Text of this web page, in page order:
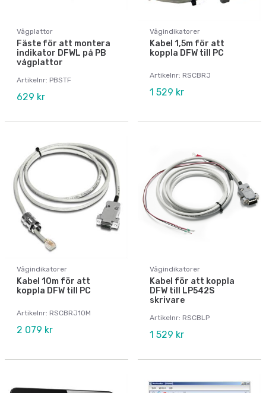
Vågplattor
Fäste för att montera
indikator DFWL på PB
vågplattor
Artikelnr: PBSTF
629 kr
Vågindikatorer
Kabel 1,5m för att
koppla DFW till PC
Artikelnr: RSCBRJ
1 529 kr
Vågindikatorer
Kabel 10m för att
koppla DFW till PC
Artikelnr: RSCBRJ10M
2 079 kr
Vågindikatorer
Kabel för att koppla
DFW till LP542S
skrivare
Artikelnr: RSCBLP
1 529 kr